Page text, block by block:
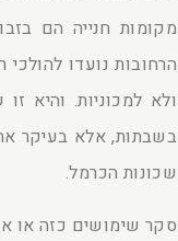
מקומות חנייה הם
הרחובות נועדו להולכי
ולא למכוניות. והיא
בשבתות, אלא בעיקר
שכונות הכרמל.
סקר שימושים כזה או